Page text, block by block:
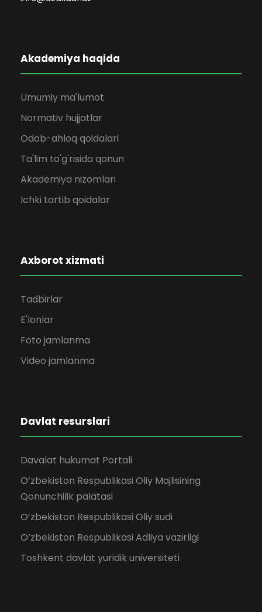
Akademiya haqida
Umumiy ma'lumot
Normativ hujjatlar
Odob-ahloq qoidalari
Ta'lim to'g'risida qonun
Akademiya nizomlari
Ichki tartib qoidalar
Axborot xizmati
Tadbirlar
E'lonlar
Foto jamlanma
Video jamlanma
Davlat resurslari
Davalat hukumat Portali
O‘zbekiston Respublikasi Oliy Majlisining
Qonunchilik palatasi
O‘zbekiston Respublikasi Oliy sudi
O‘zbekiston Respublikasi Adliya vazirligi
Toshkent davlat yuridik universiteti